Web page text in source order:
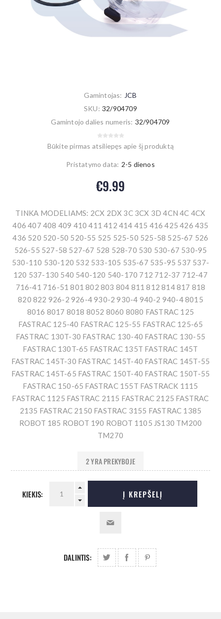
Gamintojas: JCB
SKU: 32/904709
Gamintojo dalies numeris: 32/904709
Būkite pirmas atsiliepęs apie šį produktą
Pristatymo data: 2-5 dienos
€9.99
TINKA MODELIAMS: 2CX 2DX 3C 3CX 3D 4CN 4C 4CX
406 407 408 409 410 411 412 414 415 416 425 426 435
436 520 520-50 520-55 525 525-50 525-58 525-67 526
526-55 527-58 527-67 528 528-70 530 530-67 530-95
530-110 530-120 532 533-105 535-67 535-95 537 537-
120 537-130 540 540-120 540-170 712 712-37 712-47
716-41 716-51 801 802 803 804 811 812 814 817 818
820 822 926-2 926-4 930-2 930-4 940-2 940-4 8015
8016 8017 8018 8052 8060 8080 FASTRAC 125
FASTRAC 125-40 FASTRAC 125-55 FASTRAC 125-65
FASTRAC 130T-30 FASTRAC 130-40 FASTRAC 130-55
FASTRAC 130T-65 FASTRAC 135T FASTRAC 145T
FASTRAC 145T-30 FASTRAC 145T-40 FASTRAC 145T-55
FASTRAC 145T-65 FASTRAC 150T-40 FASTRAC 150T-55
FASTRAC 150-65 FASTRAC 155T FASTRACK 1115
FASTRAC 1125 FASTRAC 2115 FASTRAC 2125 FASTRAC
2135 FASTRAC 2150 FASTRAC 3155 FASTRAC 1385
ROBOT 185 ROBOT 190 ROBOT 1105 JS130 TM200
TM270
2 YRA PREKYBOJE
KIEKIS: Į KREPŠELĮ
DALINTIS: